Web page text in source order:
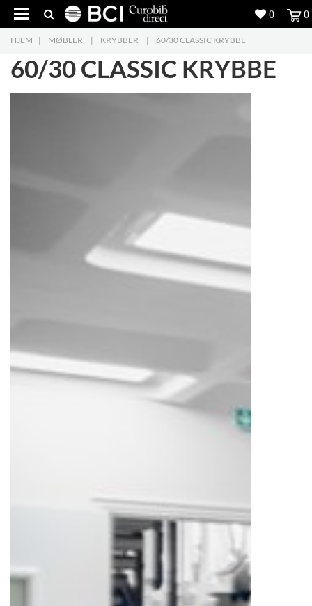
5
Produkter
Projekter
5
HJEM | MØBLER | KRYBBER | 60/30 CLASSIC KRYBBE
60/30 CLASSIC KRYBBE
0 0